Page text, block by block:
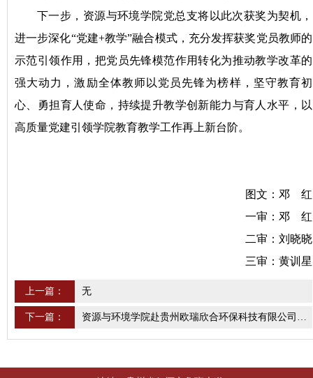
下一步，资源与环境学院党总支将以此次获奖为契机，
进一步深化“党建+教学”融合模式，充分发挥获奖党员教师的
示范引领作用，把党员先锋模范作用转化为推动教学改革的
强大动力，激励全体教师以党员先锋为榜样，坚守教育初
心、勇担育人使命，持续提升教学创新能力与育人水平，以
高质量党建引领学院教育教学工作再上新台阶。
图文：邓 红
一审：邓 红
二审：刘晓晓
三审：黄训星
上一篇： 无
下一篇：